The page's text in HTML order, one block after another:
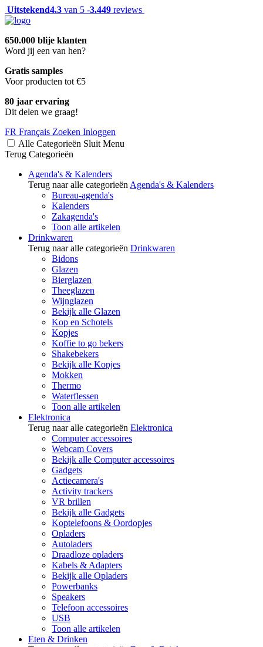
Uitstekend4.3 van 5 -3.449 reviews
650.000 blije klanten
Word jij een van hen?
Gratis samples
Voor producten tot €5
80 jaar ervaring
Dit delen we graag!
FR Français Zoeken Inloggen
Alle Categorieën Sluit Menu
Terug Categorieën
Agenda's & Kalenders
Terug naar alle categorieën Agenda's & Kalenders
Bureau-agenda's
Kalenders
Zakagenda's
Toon alle artikelen
Drinkwaren
Terug naar alle categorieën Drinkwaren
Bidons
Glazen
Bierglazen
Theeglazen
Wijnglazen
Bekijk alle Glazen
Kop en Schotels
Kopjes
Koffie to go bekers
Shakebekers
Bekijk alle Kopjes
Mokken
Thermo
Waterflessen
Toon alle artikelen
Elektronica
Terug naar alle categorieën Elektronica
Computer accessoires
Webcam Covers
Bekijk alle Computer accessoires
Gadgets
Actiecamera's
Activity trackers
VR brillen
Bekijk alle Gadgets
Koptelefoons & Oordopjes
Opladers
Autoladers
Draadloze opladers
Kabels & Adapters
Bekijk alle Opladers
Powerbanks
Speakers
Telefoon accessoires
USB
Toon alle artikelen
Eten & Drinken